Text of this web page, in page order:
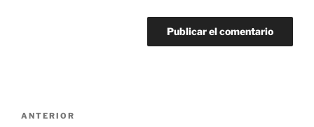
Navegación
Entrada
ANTERIOR